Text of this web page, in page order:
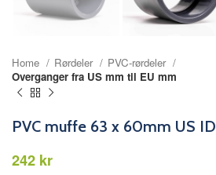
Home Rørdeler
PVC-rørdeler
Overganger fra US mm til EU mm
PVC muffe 63 x 60mm US ID
kr